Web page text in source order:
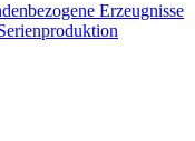
Erzeugnisse